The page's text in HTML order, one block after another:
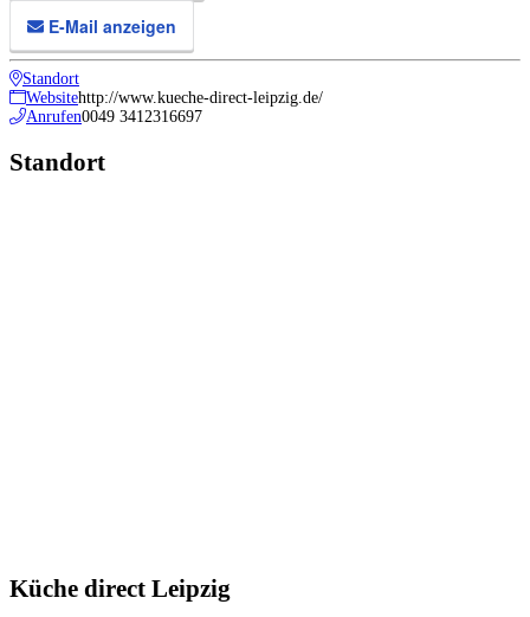
E-Mail anzeigen
Standort
Websitehttp://www.kueche-direct-leipzig.de/
Anrufen0049 3412316697
Standort
Küche direct Leipzig